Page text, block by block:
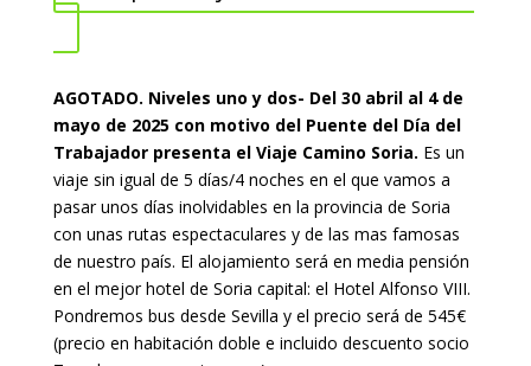
AGOTADO. Niveles uno y dos- Del 30 abril al 4 de
mayo de 2025 con motivo del Puente del Día del
Trabajador presenta el Viaje Camino Soria. Es un
viaje sin igual de 5 días/4 noches en el que vamos a
pasar unos días inolvidables en la provincia de Soria
con unas rutas espectaculares y de las mas famosas
de nuestro país. El alojamiento será en media pensión
en el mejor hotel de Soria capital: el Hotel Alfonso VIII.
Pondremos bus desde Sevilla y el precio será de 545€
(precio en habitación doble e incluido descuento socio